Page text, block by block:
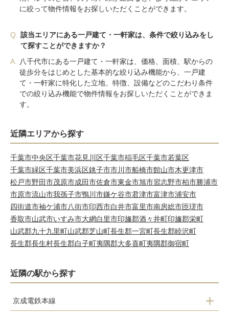
に絞って物件情報をお探しいただくことができます。
Q.
該当エリアにある一戸建て・一軒家は、条件で絞り込みをし
て探すことができますか？
A.
八千代市にある一戸建て・一軒家は、価格、面積、駅からの
徒歩分をはじめとした基本的な絞り込み機能から、一戸建
て・一軒家に特化した立地、特徴、設備などのこだわり条件
での絞り込み機能で物件情報をお探しいただくことができま
す。
近隣エリアから探す
千葉市中央区千葉市花見川区千葉市稲毛区千葉市若葉区
千葉市緑区千葉市美浜区銚子市市川市船橋市館山市木更津市
松戸市野田市茂原市成田市佐倉市東金市旭市習志野市柏市勝浦市
市原市流山市我孫子市鴨川市鎌ケ谷市君津市富津市浦安市
四街道市袖ケ浦市八街市印西市白井市富里市南房総市匝瑳市
香取市山武市いすみ市大網白里市印旛郡酒々井町印旛郡栄町
山武郡九十九里町山武郡芝山町長生郡一宮町長生郡睦沢町
長生郡長生村長生郡白子町夷隅郡大多喜町夷隅郡御宿町
近隣の駅から探す
京成電鉄本線